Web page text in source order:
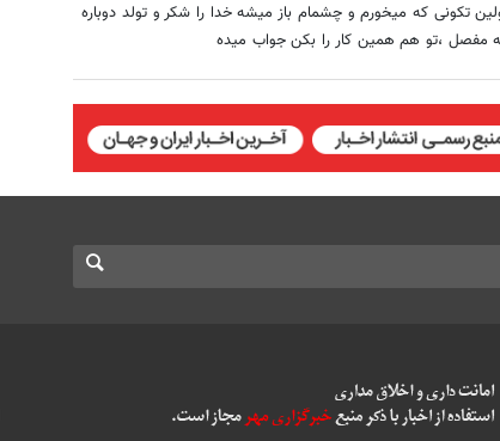
تکونی که میخورم و چشمام باز میشه خدا را شکر و تولد دوباره
مفصل ،تو هم همین کار را بکن جواب میده